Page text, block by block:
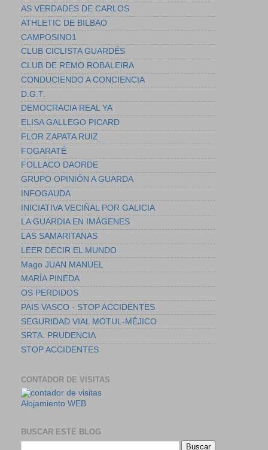
AS VERDADES DE CARLOS
ATHLETIC DE BILBAO
CAMPOSINO1
CLUB CICLISTA GUARDÉS
CLUB DE REMO ROBALEIRA
CONDUCIENDO A CONCIENCIA
D.G.T.
DEMOCRACIA REAL YA
ELISA GALLEGO PICARD
FLOR ZAPATA RUIZ
FOGARATÉ
FOLLACO DAORDE
GRUPO OPINIÓN A GUARDA
INFOGAUDA
INICIATIVA VECIÑAL POR GALICIA
LA GUARDIA EN IMÁGENES
LAS SAMARITANAS
LEER DECIR EL MUNDO
Mago JUAN MANUEL
MARÍA PINEDA
OS PERDIDOS
PAIS VASCO - STOP ACCIDENTES
SEGURIDAD VIAL MOTUL-MÉJICO
SRTA. PRUDENCIA
STOP ACCIDENTES
CONTADOR DE VISITAS
Alojamiento WEB
BUSCAR ESTE BLOG